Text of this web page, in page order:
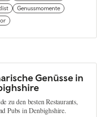
Genussmomente
Genüsse in
zu den besten Restaurants,
Pubs in Denbighshire.